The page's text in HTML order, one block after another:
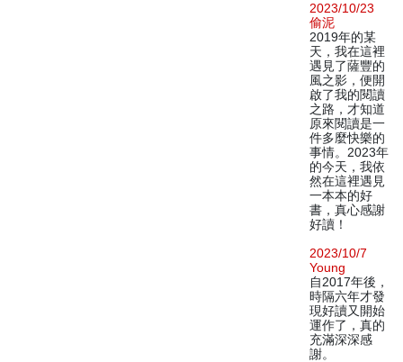
2023/10/23
偷泥
2019年的某
天，我在這裡
遇見了薩豐的
風之影，便開
啟了我的閱讀
之路，才知道
原來閱讀是一
件多麼快樂的
事情。2023年
的今天，我依
然在這裡遇見
一本本的好
書，真心感謝
好讀！
2023/10/7
Young
自2017年後，
時隔六年才發
現好讀又開始
運作了，真的
充滿深深感
謝。